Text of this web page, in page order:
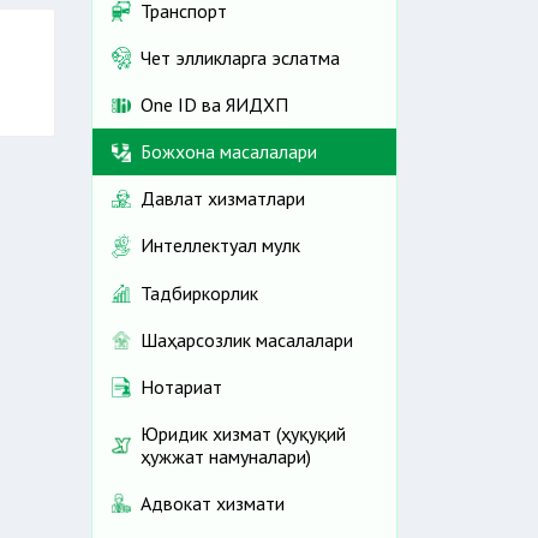
Транспорт
Чет элликларга эслатма
One ID ва ЯИДХП
Божхона масалалари
Давлат хизматлари
Интеллектуал мулк
Тадбиркорлик
Шаҳарсозлик масалалари
Нотариат
Юридик хизмат (ҳуқуқий
ҳужжат намуналари)
Адвокат хизмати